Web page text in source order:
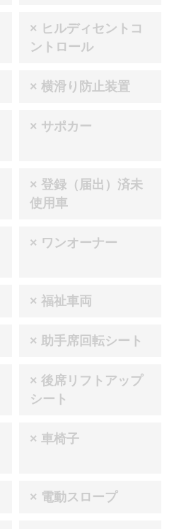
× ヒルディセントコ
ントロール
× 横滑り防止装置
× サポカー
× 登録（届出）済未
使用車
× ワンオーナー
× 福祉車両
× 助手席回転シート
× 後席リフトアップ
シート
× 車椅子
× 電動スロープ